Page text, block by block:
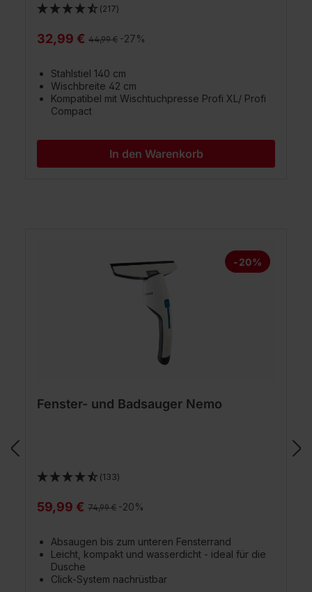
(217)
32,99 € Regulärer Preis:
44,99 € -27%
Stahlstiel 140 cm
Wischbreite 42 cm
Kompatibel mit Wischtuchpresse Profi XL/ Profi
Compact
In den Warenkorb
-20%
Fenster- und Badsauger Nemo
(133)
59,99 € Regulärer Preis:
74,99 € -20%
Absaugen bis zum unteren Fensterrand
Leicht, kompakt und wasserdicht - ideal für die
Dusche
Click-System nachrüstbar